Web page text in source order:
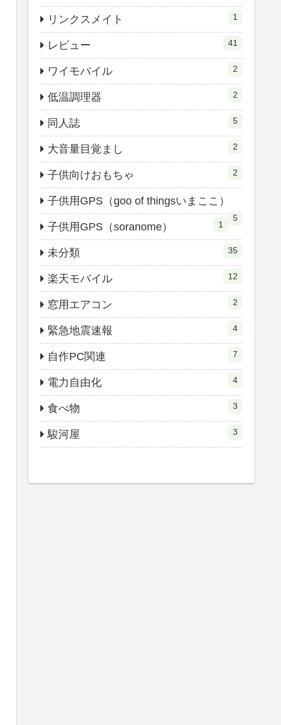
リンクスメイト 1
レビュー 41
ワイモバイル 2
低温調理器 2
同人誌 5
大音量目覚まし 2
子供向けおもちゃ 2
子供用GPS（goo of thingsいまここ）
5
子供用GPS（soranome） 1
未分類 35
楽天モバイル 12
窓用エアコン 2
緊急地震速報 4
自作PC関連 7
電力自由化 4
食べ物 3
駿河屋 3